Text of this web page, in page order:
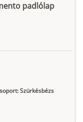
padlólap
Szürkésbézs